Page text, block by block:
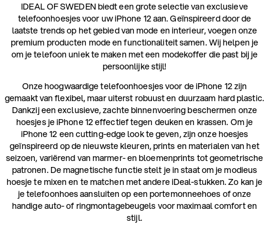
IDEAL OF SWEDEN biedt een grote selectie van exclusieve
telefoonhoesjes voor uw iPhone 12 aan. Geïnspireerd door de
laatste trends op het gebied van mode en interieur, voegen onze
premium producten mode en functionaliteit samen. Wij helpen je
om je telefoon uniek te maken met een modekoffer die past bij je
persoonlijke stijl!
Onze hoogwaardige telefoonhoesjes voor de iPhone 12 zijn
gemaakt van flexibel, maar uiterst robuust en duurzaam hard plastic.
Dankzij een exclusieve, zachte binnenvoering beschermen onze
hoesjes je iPhone 12 effectief tegen deuken en krassen. Om je
iPhone 12 een cutting-edge look te geven, zijn onze hoesjes
geïnspireerd op de nieuwste kleuren, prints en materialen van het
seizoen, variërend van marmer- en bloemenprints tot geometrische
patronen. De magnetische functie stelt je in staat om je modieus
hoesje te mixen en te matchen met andere iDeal-stukken. Zo kan je
je telefoonhoes aansluiten op een portemonneehoes of onze
handige auto- of ringmontagebeugels voor maximaal comfort en
stijl.